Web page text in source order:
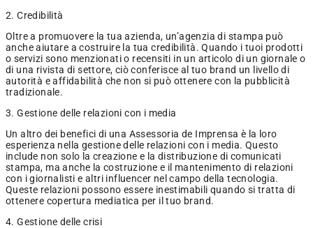
2. Credibilità
Oltre a promuovere la tua azienda, un’agenzia di stampa può
anche aiutare a costruire la tua credibilità. Quando i tuoi prodotti
o servizi sono menzionati o recensiti in un articolo di un giornale o
di una rivista di settore, ciò conferisce al tuo brand un livello di
autorità e affidabilità che non si può ottenere con la pubblicità
tradizionale.
3. Gestione delle relazioni con i media
Un altro dei benefici di una Assessoria de Imprensa è la loro
esperienza nella gestione delle relazioni con i media. Questo
include non solo la creazione e la distribuzione di comunicati
stampa, ma anche la costruzione e il mantenimento di relazioni
con i giornalisti e altri influencer nel campo della tecnologia.
Queste relazioni possono essere inestimabili quando si tratta di
ottenere copertura mediatica per il tuo brand.
4. Gestione delle crisi